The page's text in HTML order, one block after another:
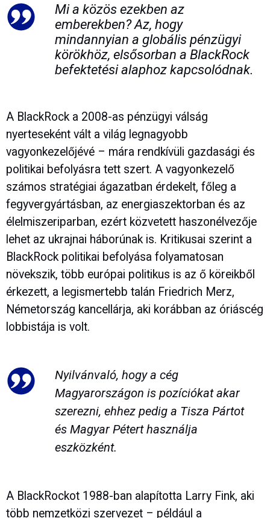
Mi a közös ezekben az
emberekben? Az, hogy
mindannyian a globális pénzügyi
körökhöz, elsősorban a BlackRock
befektetési alaphoz kapcsolódnak.
A BlackRock a 2008-as pénzügyi válság
nyerteseként vált a világ legnagyobb
vagyonkezelőjévé – mára rendkívüli gazdasági és
politikai befolyásra tett szert. A vagyonkezelő
számos stratégiai ágazatban érdekelt, főleg a
fegyvergyártásban, az energiaszektorban és az
élelmiszeriparban, ezért közvetett haszonélvezője
lehet az ukrajnai háborúnak is. Kritikusai szerint a
BlackRock politikai befolyása folyamatosan
növekszik, több európai politikus is az ő köreikből
érkezett, a legismertebb talán Friedrich Merz,
Németország kancellárja, aki korábban az óriáscég
lobbistája is volt.
Nyilvánvaló, hogy a cég
Magyarországon is pozíciókat akar
szerezni, ehhez pedig a Tisza Pártot
és Magyar Pétert használja
eszközként.
A BlackRockot 1988-ban alapította Larry Fink, aki
több nemzetközi szervezet – például a